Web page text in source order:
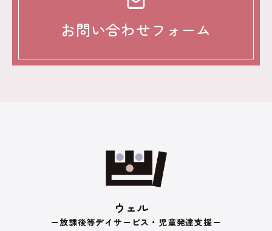
お問い合わせフォーム
ウェル
ー放課後等デイサービス・児童発達支援ー